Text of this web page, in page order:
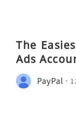
The
Ads
PayPal